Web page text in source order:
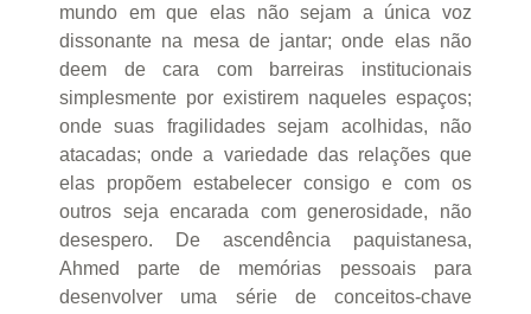
mundo em que elas não sejam a única voz
dissonante na mesa de jantar; onde elas não
deem de cara com barreiras institucionais
simplesmente por existirem naqueles espaços;
onde suas fragilidades sejam acolhidas, não
atacadas; onde a variedade das relações que
elas propõem estabelecer consigo e com os
outros seja encarada com generosidade, não
desespero. De ascendência paquistanesa,
Ahmed parte de memórias pessoais para
desenvolver uma série de conceitos-chave